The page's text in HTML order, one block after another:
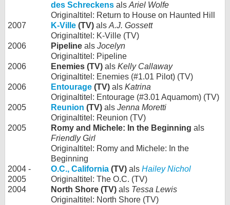
des Schreckens als Ariel Wolfe
Originaltitel: Return to House on Haunted Hill
2007
K-Ville (TV) als A.J. Gossett
Originaltitel: K-Ville (TV)
2006
Pipeline als Jocelyn
Originaltitel: Pipeline
2006
Enemies (TV) als Kelly Callaway
Originaltitel: Enemies (#1.01 Pilot) (TV)
2006
Entourage (TV) als Katrina
Originaltitel: Entourage (#3.01 Aquamom) (TV)
2005
Reunion (TV) als Jenna Moretti
Originaltitel: Reunion (TV)
2005
Romy and Michele: In the Beginning als
Friendly Girl
Originaltitel: Romy and Michele: In the
Beginning
2004 -
2005
O.C., California (TV) als Hailey Nichol
Originaltitel: The O.C. (TV)
2004
North Shore (TV) als Tessa Lewis
Originaltitel: North Shore (TV)